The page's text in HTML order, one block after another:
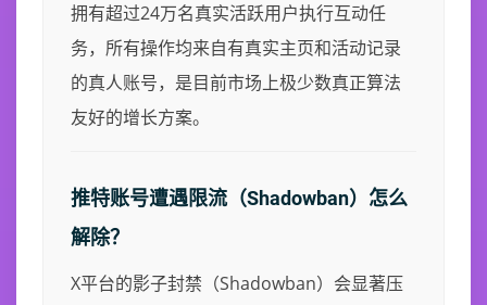
拥有超过24万名真实活跃用户执行互动任
务，所有操作均来自有真实主页和活动记录
的真人账号，是目前市场上极少数真正算法
友好的增长方案。
推特账号遭遇限流（Shadowban）怎么
解除？
X平台的影子封禁（Shadowban）会显著压